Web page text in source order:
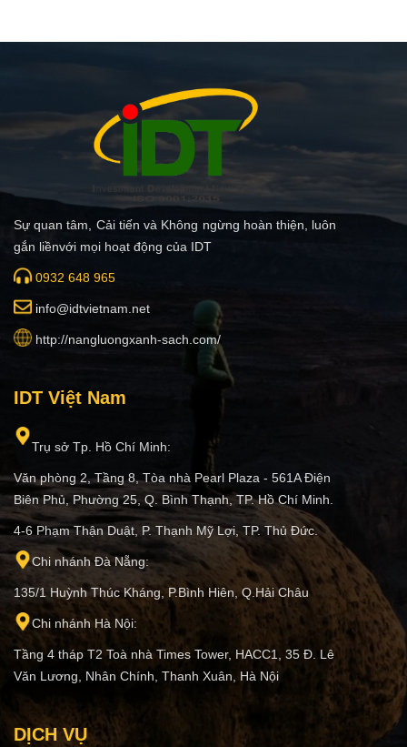
Sự quan tâm, Cải tiến và Không ngừng hoàn thiện, luôn
gắn liềnvới mọi hoạt động của IDT
0932 648 965
info@idtvietnam.net
http://nangluongxanh-sach.com/
IDT Việt Nam
Trụ sở Tp. Hồ Chí Minh:
Văn phòng 2, Tầng 8, Tòa nhà Pearl Plaza - 561A Điện
Biên Phủ, Phường 25, Q. Bình Thạnh, TP. Hồ Chí Minh.
4-6 Phạm Thận Duật, P. Thạnh Mỹ Lợi, TP. Thủ Đức.
Chi nhánh Đà Nẵng:
135/1 Huỳnh Thúc Kháng, P.Bình Hiên, Q.Hải Châu
Chi nhánh Hà Nội:
Tầng 4 tháp T2 Toà nhà Times Tower, HACC1, 35 Đ. Lê
Văn Lương, Nhân Chính, Thanh Xuân, Hà Nội
DỊCH VỤ